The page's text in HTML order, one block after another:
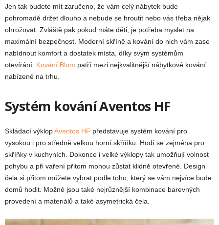
Jen tak budete mít zaručeno, že vám celý nábytek bude
pohromadě držet dlouho a nebude se hroutit nebo vás třeba nějak
ohrožovat. Zvláště pak pokud máte děti, je potřeba myslet na
maximální bezpečnost. Moderní skříně a kování do nich vám zase
nabídnout komfort a dostatek místa, díky svým systémům
otevírání. Kování Blum patří mezi nejkvalitnější nábytkové kování
nabízené na trhu.
Systém kování Aventos HF
Skládací výklopAventos HF představuje systém kování pro
vysokou i pro středně velkou horní skříňku. Hodí se zejména pro
skříňky v kuchyních. Dokonce i velké výklopy tak umožňují volnost
pohybu a při vaření přitom mohou zůstat klidně otevřené. Design
čela si přitom můžete vybrat podle toho, který se vám nejvíce bude
domů hodit. Možné jsou také nejrůznější kombinace barevných
provedení a materiálů a také asymetrická čela.